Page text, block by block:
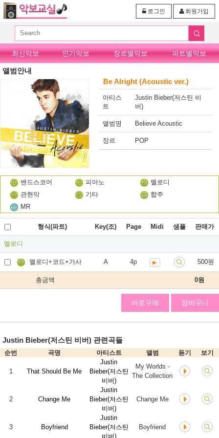
회원가입
로그인
최신악보 인기악보 장르별악보 파트별악보
앨범안내
Be Alright (Acoustic ver.)
아티스
트
Justin Bieber(저스틴 비
버)
앨범명 Believe Acoustic
장르 POP
밴드스코어 피아노
멜로디
관현악
기타
합주
MR
형식(파트) Key(조) Page Midi 샘플 판매가
멜로디
멜로디+코드+가사 A 4p 500원
총금액 0원
바로구매 장바구니
Justin Bieber(저스틴 비버) 관련곡들
순번 곡명 아티스트 앨범 듣기 보기
1 That Should Be Me
Justin
Bieber(저스틴
비버)
My Worlds -
The Collection
2 Change Me
Justin
Bieber(저스틴
비버)
Change Me
3 Boyfriend
Justin
Bieber(저스틴
비버)
Boyfriend